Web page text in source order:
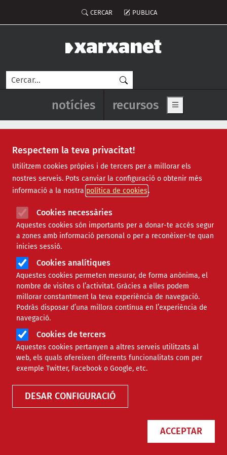
Respectem la teva privacitat!
Utilitzem cookies pròpies i de tercers per a millorar els
nostres serveis. Pots canviar la configuració o obtenir més
informació a la nostra política de cookies
Cookies necessàries
Aquestes cookies són importants per a donar-te accés segur
a zones amb informació personal o per a reconèixer-te quan
inicies sessió.
Cookies analítiques
Aquestes cookies permeten mesurar, de forma anònima, el
nombre de visites o l’activitat. Gràcies a elles podem
millorar constantment la teva experiència de navegació.
Podràs disposar d’una millora contínua en l’experiència de
navegació.
Cookies de tercers
Aquestes cookies pertanyen a altres serveis utilitzats al
web, els quals ofereixen diferents funcionalitats com per
exemple Twitter, Facebook o Google, etc.
DESAR CONFIGURACIÓ
ACCEPTAR
Menú del compte d'usuari
CERCAR PUBLICA
Cerca
Navegació principal de
notícies recursos Show main
Xarxanet - Entitats i voluntariat
Actualitat
Notícies i recursos
Cristina Valverde: "En l’era de
l’individualisme costa que la
gent s’impliqui pel bé comú"
Notícies destacades
Recursos destacats principals
Recursos destacats